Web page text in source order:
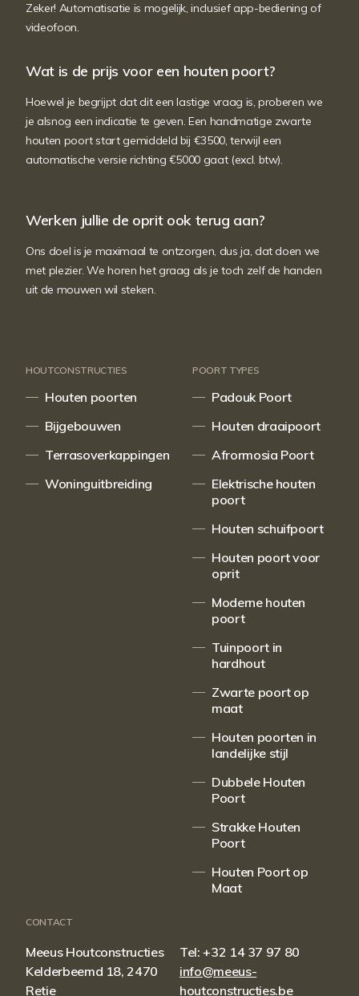
Zeker! Automatisatie is mogelijk, inclusief app-bediening of
videofoon.
Wat is de prijs voor een houten poort?
Hoewel je begrijpt dat dit een lastige vraag is, proberen we
je alsnog een indicatie te geven. Een handmatige zwarte
houten poort start gemiddeld bij €3500, terwijl een
automatische versie richting €5000 gaat (excl. btw).
Werken jullie de oprit ook terug aan?
Ons doel is je maximaal te ontzorgen, dus ja, dat doen we
met plezier. We horen het graag als je toch zelf de handen
uit de mouwen wil steken.
HOUTCONSTRUCTIES
Houten poorten
Bijgebouwen
Terrasoverkappingen
Woninguitbreiding
POORT TYPES
Padouk Poort
Houten draaipoort
Afrormosia Poort
Elektrische houten
poort
Houten schuifpoort
Houten poort voor
oprit
Moderne houten
poort
Tuinpoort in
hardhout
Zwarte poort op
maat
Houten poorten in
landelijke stijl
Dubbele Houten
Poort
Strakke Houten
Poort
Houten Poort op
Maat
CONTACT
Meeus Houtconstructies
Kelderbeemd 18, 2470
Retie
Tel:+32 14 37 97 80
info@meeus-
houtconstructies.be